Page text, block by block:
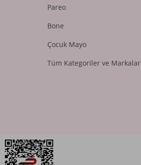
Pareo
Bone
Çocuk Mayo
Tüm Kategoriler ve Markalar